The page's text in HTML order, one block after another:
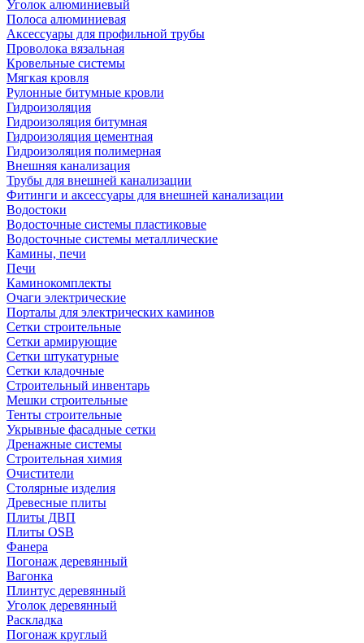
Уголок алюминиевый
Полоса алюминиевая
Аксессуары для профильной трубы
Проволока вязальная
Кровельные системы
Мягкая кровля
Рулонные битумные кровли
Гидроизоляция
Гидроизоляция битумная
Гидроизоляция цементная
Гидроизоляция полимерная
Внешняя канализация
Трубы для внешней канализации
Фитинги и аксессуары для внешней канализации
Водостоки
Водосточные системы пластиковые
Водосточные системы металлические
Камины, печи
Печи
Каминокомплекты
Очаги электрические
Порталы для электрических каминов
Сетки строительные
Сетки армирующие
Сетки штукатурные
Сетки кладочные
Строительный инвентарь
Мешки строительные
Тенты строительные
Укрывные фасадные сетки
Дренажные системы
Строительная химия
Очистители
Столярные изделия
Древесные плиты
Плиты ДВП
Плиты OSB
Фанера
Погонаж деревянный
Вагонка
Плинтус деревянный
Уголок деревянный
Раскладка
Погонаж круглый